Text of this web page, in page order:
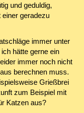
und geduldig,
geradezu
immer unter
hätte gerne ein
immer noch nicht
berechnen muss.
Grießbrei
zum Beispiel mit
Katzen aus?